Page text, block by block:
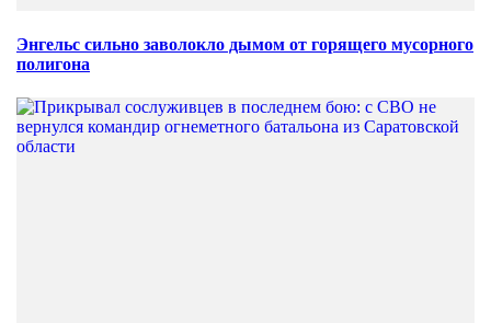
Энгельс сильно заволокло дымом от горящего мусорного
полигона